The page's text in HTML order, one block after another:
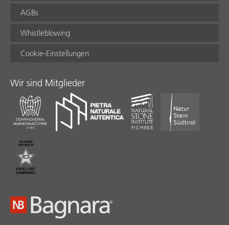
AGBs
Whistleblowing
Cookie-Einstellungen
Wir sind Mitglieder